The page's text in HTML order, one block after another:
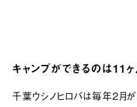
キャンプができるのは11
千葉ウシノヒロバは毎年2月